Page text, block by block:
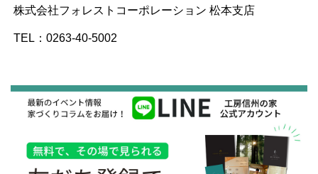
株式会社フォレストコーポレーション 松本支店
TEL：0263-40-5002